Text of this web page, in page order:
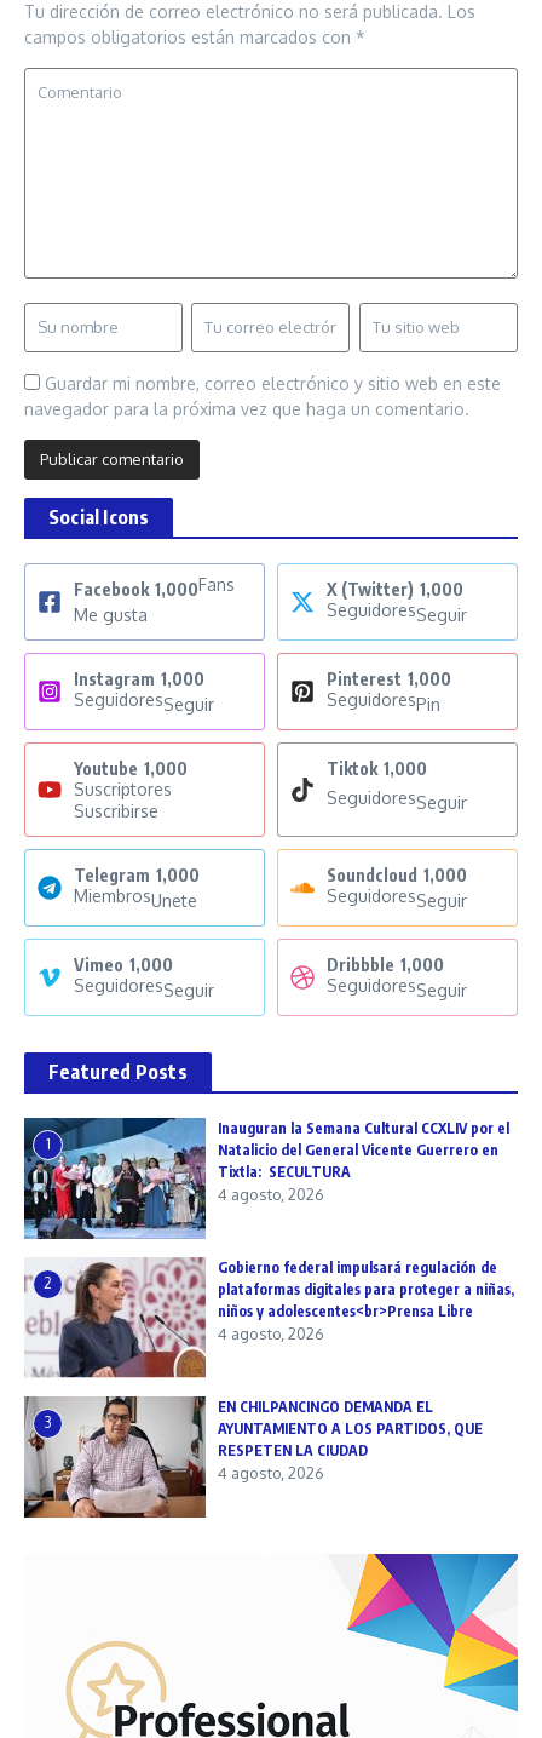
Tu dirección de correo electrónico no será publicada. Los
campos obligatorios están marcados con *
Guardar mi nombre, correo electrónico y sitio web en este
navegador para la próxima vez que haga un comentario.
Social Icons
Facebook 1,000Fans
Me gusta
X (Twitter) 1,000
SeguidoresSeguir
Instagram 1,000
SeguidoresSeguir
Pinterest 1,000
SeguidoresPin
Youtube 1,000
Suscriptores
Suscribirse
Tiktok 1,000
SeguidoresSeguir
Telegram 1,000
MiembrosUnete
Soundcloud 1,000
SeguidoresSeguir
Vimeo 1,000
SeguidoresSeguir
Dribbble 1,000
SeguidoresSeguir
Featured Posts
1
Inauguran la Semana Cultural CCXLIV por el
Natalicio del General Vicente Guerrero en
Tixtla: SECULTURA
4 agosto, 2026
2
Gobierno federal impulsará regulación de
plataformas digitales para proteger a niñas,
niños y adolescentes<br>Prensa Libre
4 agosto, 2026
3
EN CHILPANCINGO DEMANDA EL
AYUNTAMIENTO A LOS PARTIDOS, QUE
RESPETEN LA CIUDAD
4 agosto, 2026